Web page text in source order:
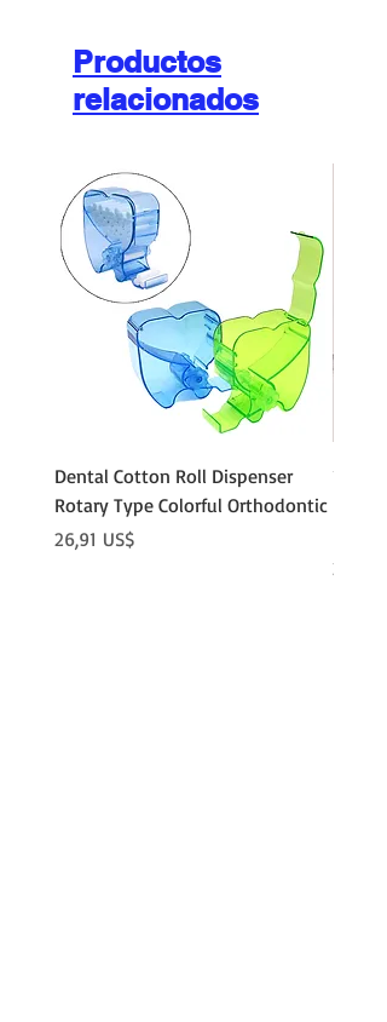
Productos
relacionados
Dental Cotton Roll Dispenser
Rotary Type Colorful Orthodontic
Precio
26,91 US$
Precio
21,86